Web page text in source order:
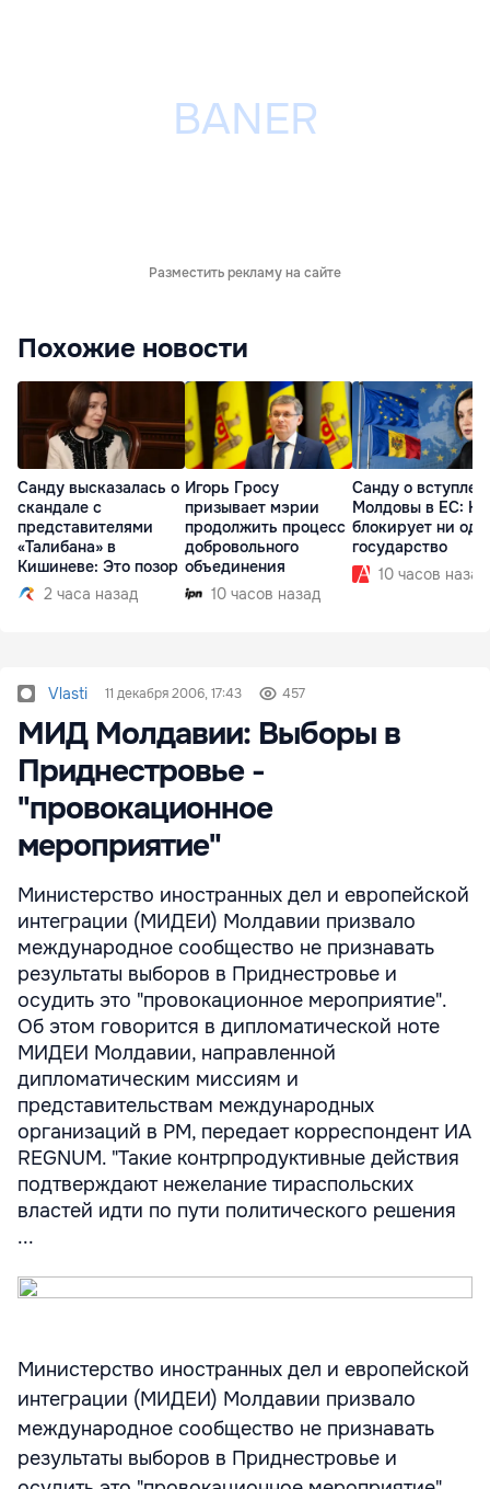
Разместить рекламу на сайте
Похожие новости
Санду высказалась о
скандале с
представителями
«Талибана» в
Кишиневе: Это позор
2 часа назад
Игорь Гросу
призывает мэрии
продолжить процесс
добровольного
объединения
10 часов назад
Санду о
Молдовы в ЕС:
блокирует ни
государство
10 часов назад
Vlasti 11 декабря 2006, 17:43 457
МИД Молдавии: Выборы в
Приднестровье -
"провокационное
мероприятие"
Министерство иностранных дел и европейской
интеграции (МИДЕИ) Молдавии призвало
международное сообщество не признавать
результаты выборов в Приднестровье и
осудить это "провокационное мероприятие".
Об этом говорится в дипломатической ноте
МИДЕИ Молдавии, направленной
дипломатическим миссиям и
представительствам международных
организаций в РМ, передает корреспондент ИА
REGNUM. "Такие контрпродуктивные действия
подтверждают нежелание тираспольских
властей идти по пути политического решения
...
Министерство иностранных дел и европейской
интеграции (МИДЕИ) Молдавии призвало
международное сообщество не признавать
результаты выборов в Приднестровье и